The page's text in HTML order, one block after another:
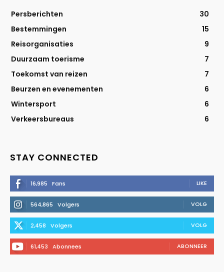
Persberichten
30
Bestemmingen
15
Reisorganisaties
9
Duurzaam toerisme
7
Toekomst van reizen
7
Beurzen en evenementen
6
Wintersport
6
Verkeersbureaus
6
STAY CONNECTED
16,985 Fans LIKE
564,865 Volgers VOLG
2,458 Volgers VOLG
61,453 Abonnees ABONNEER